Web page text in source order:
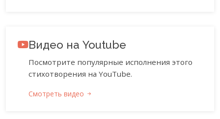
Видео на Youtube
Посмотрите популярные исполнения этого
стихотворения на YouTube.
Смотреть видео